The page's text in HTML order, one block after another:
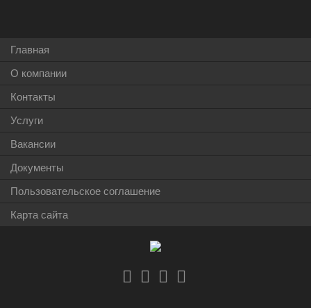
Главная
О компании
Контакты
Услуги
Вакансии
Документы
Пользовательское соглашение
Карта сайта